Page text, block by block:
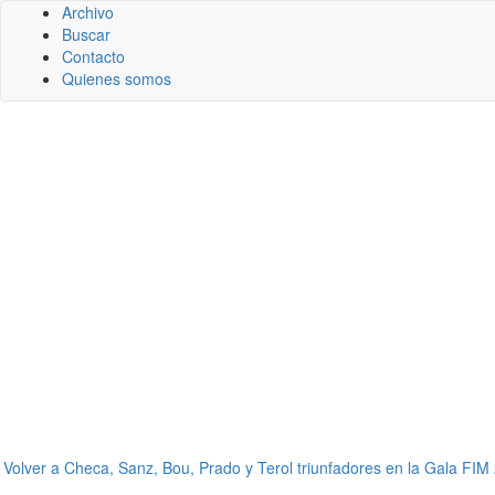
Archivo
Buscar
Contacto
Quienes somos
Volver a Checa, Sanz, Bou, Prado y Terol triunfadores en la Gala FIM